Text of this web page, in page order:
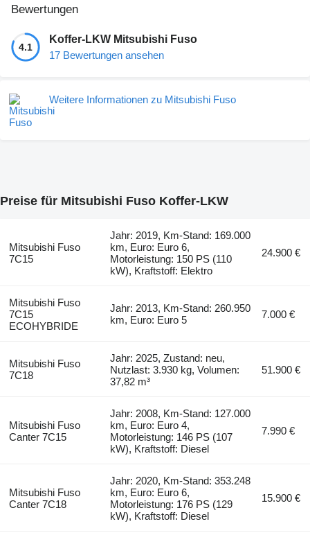
Bewertungen
4.1
Koffer-LKW Mitsubishi Fuso
17 Bewertungen ansehen
Weitere Informationen zu Mitsubishi Fuso
Preise für Mitsubishi Fuso Koffer-LKW
Mitsubishi Fuso
7C15
Jahr: 2019, Km-Stand: 169.000
km, Euro: Euro 6,
Motorleistung: 150 PS (110
kW), Kraftstoff: Elektro
24.900 €
Mitsubishi Fuso
7C15
ECOHYBRIDE
Jahr: 2013, Km-Stand: 260.950
km, Euro: Euro 5
7.000 €
Mitsubishi Fuso
7C18
Jahr: 2025, Zustand: neu,
Nutzlast: 3.930 kg, Volumen:
37,82 m³
51.900 €
Mitsubishi Fuso
Canter 7C15
Jahr: 2008, Km-Stand: 127.000
km, Euro: Euro 4,
Motorleistung: 146 PS (107
kW), Kraftstoff: Diesel
7.990 €
Mitsubishi Fuso
Canter 7C18
Jahr: 2020, Km-Stand: 353.248
km, Euro: Euro 6,
Motorleistung: 176 PS (129
kW), Kraftstoff: Diesel
15.900 €